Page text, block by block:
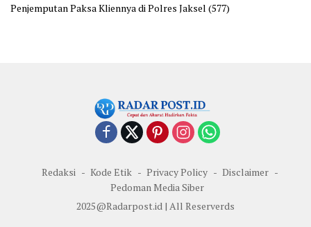
Penjemputan Paksa Kliennya di Polres Jaksel (577)
Redaksi Kode Etik Privacy Policy
Disclaimer
Pedoman Media Siber
2025@Radarpost.id | All Reserverds